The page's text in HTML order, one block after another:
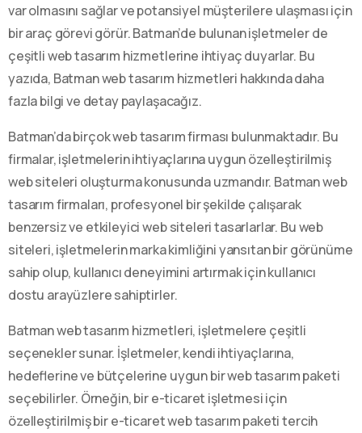
var olmasını sağlar ve potansiyel müşterilere ulaşması için
bir araç görevi görür. Batman’de bulunan işletmeler de
çeşitli web tasarım hizmetlerine ihtiyaç duyarlar. Bu
yazıda, Batman web tasarım hizmetleri hakkında daha
fazla bilgi ve detay paylaşacağız.
Batman’da birçok web tasarım firması bulunmaktadır. Bu
firmalar, işletmelerin ihtiyaçlarına uygun özelleştirilmiş
web siteleri oluşturma konusunda uzmandır. Batman web
tasarım firmaları, profesyonel bir şekilde çalışarak
benzersiz ve etkileyici web siteleri tasarlarlar. Bu web
siteleri, işletmelerin marka kimliğini yansıtan bir görünüme
sahip olup, kullanıcı deneyimini artırmak için kullanıcı
dostu arayüzlere sahiptirler.
Batman web tasarım hizmetleri, işletmelere çeşitli
seçenekler sunar. İşletmeler, kendi ihtiyaçlarına,
hedeflerine ve bütçelerine uygun bir web tasarım paketi
seçebilirler. Örneğin, bir e-ticaret işletmesi için
özelleştirilmiş bir e-ticaret web tasarım paketi tercih